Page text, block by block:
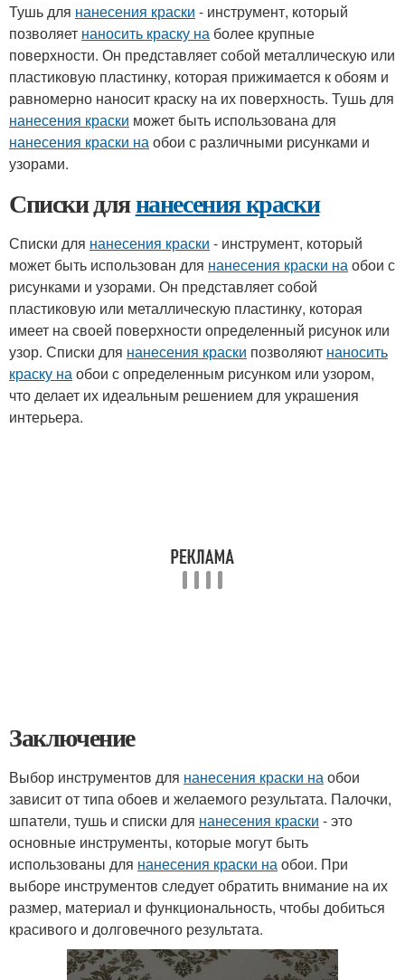
Тушь для нанесения краски - инструмент, который
позволяет наносить краску на более крупные
поверхности. Он представляет собой металлическую или
пластиковую пластинку, которая прижимается к обоям и
равномерно наносит краску на их поверхность. Тушь для
нанесения краски может быть использована для
нанесения краски наобои с различными рисунками и
узорами.
Списки длянанесения краски
Списки для нанесения краски - инструмент, который
может быть использован для нанесения краски наобои с
рисунками и узорами. Он представляет собой
пластиковую или металлическую пластинку, которая
имеет на своей поверхности определенный рисунок или
узор. Списки для нанесения краски позволяют наносить
краску наобои с определенным рисунком или узором,
что делает их идеальным решением для украшения
интерьера.
Заключение
Выбор инструментов для нанесения краски наобои
зависит от типа обоев и желаемого результата. Палочки,
шпатели, тушь и списки для нанесения краски - это
основные инструменты, которые могут быть
использованы для нанесения краски наобои. При
выборе инструментов следует обратить внимание на их
размер, материал и функциональность, чтобы добиться
красивого и долговечного результата.